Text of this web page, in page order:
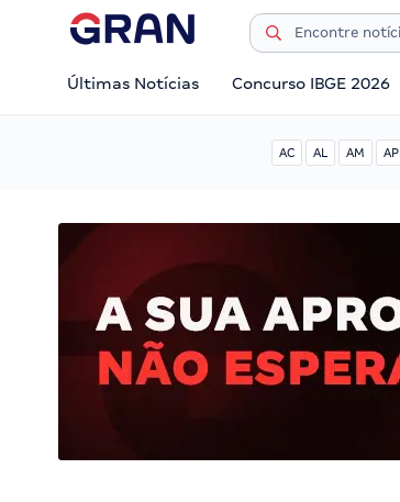
Últimas Notícias Concurso IBGE 2026
AC AL AM AP